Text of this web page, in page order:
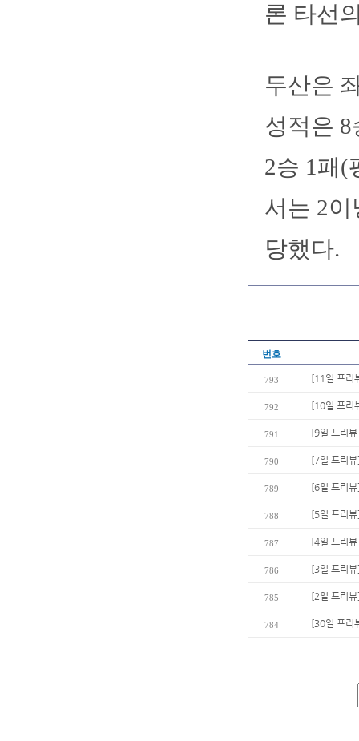
론 타선
두산은
성적은 8
2승 1패(
서는 2
당했다.
번호
793 [11일 프리
792 [10일 프리
791 [9일 프리
790 [7일 프리
789 [6일 프리
788 [5일 프리
787 [4일 프리
786 [3일 프리
785 [2일 프리
784 [30일 프리